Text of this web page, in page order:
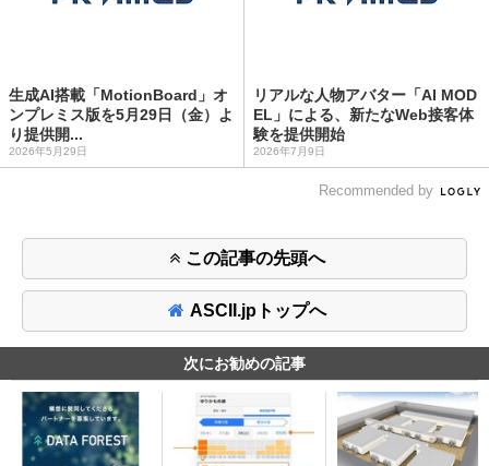
生成AI搭載「MotionBoard」オ
ンプレミス版を5月29日（金）よ
り提供開...
2026年5月29日
リアルな人物アバター「AI MOD
EL」による、新たなWeb接客体
験を提供開始
2026年7月9日
Recommended by
この記事の先頭へ
ASCII.jpトップへ
次にお勧めの記事